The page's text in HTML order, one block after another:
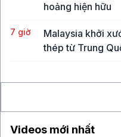
hoảng hiện hữu
7 giờ
Malaysia khởi
thép từ Trung
Videos mới nhất